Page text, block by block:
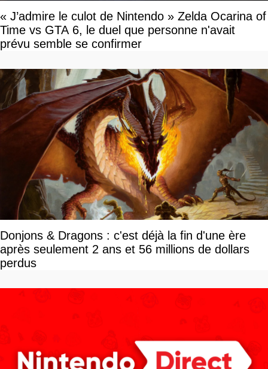
« J’admire le culot de Nintendo » Zelda Ocarina of
Time vs GTA 6, le duel que personne n'avait
prévu semble se confirmer
Donjons & Dragons : c'est déjà la fin d'une ère
après seulement 2 ans et 56 millions de dollars
perdus